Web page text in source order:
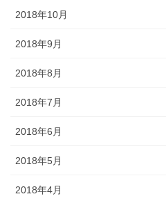
2018年10月
2018年9月
2018年8月
2018年7月
2018年6月
2018年5月
2018年4月